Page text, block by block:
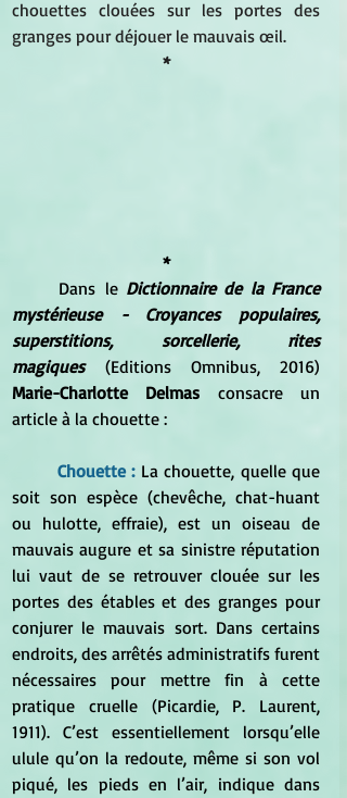
chouettes clouées sur les portes des
granges pour déjouer le mauvais œil.
*
*
Dans le Dictionnaire de la France
mystérieuse - Croyances populaires,
superstitions, sorcellerie, rites
magiques
Marie-Charlotte Delmas consacre un
article à la chouette :
Chouette : La chouette, quelle que
soit son espèce (chevêche, chat-huant
ou hulotte, effraie), est un oiseau de
mauvais augure et sa sinistre réputation
lui vaut de se retrouver clouée sur les
portes des étables et des granges pour
conjurer le mauvais sort. Dans certains
endroits, des arrêtés administratifs furent
nécessaires pour mettre fin à cette
pratique cruelle (Picardie, P. Laurent,
1911). C’est essentiellement lorsqu’elle
ulule qu’on la redoute, même si son vol
piqué, les pieds en l’air, indique dans